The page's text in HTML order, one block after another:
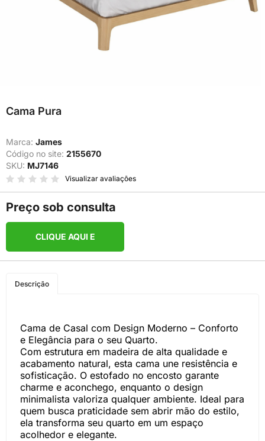
Cama Pura
Marca: James
Código no site: 2155670
SKU: MJ7146
Visualizar avaliações
Preço sob consulta
CLIQUE AQUI E
Descrição
Cama de Casal com Design Moderno – Conforto
e Elegância para o seu Quarto.
Com estrutura em madeira de alta qualidade e
acabamento natural, esta cama une resistência e
sofisticação. O estofado no encosto garante
charme e aconchego, enquanto o design
minimalista valoriza qualquer ambiente. Ideal para
quem busca praticidade sem abrir mão do estilo,
ela transforma seu quarto em um espaço
acolhedor e elegante.